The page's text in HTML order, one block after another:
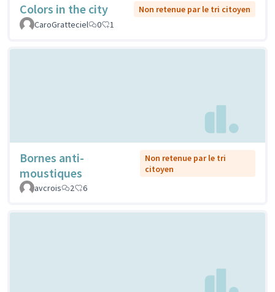
Colors in the city
Non retenue par le tri citoyen
CaroGratteciel
0 1
Bornes anti-
moustiques
Non retenue par le tri
citoyen
avcrois
2 6